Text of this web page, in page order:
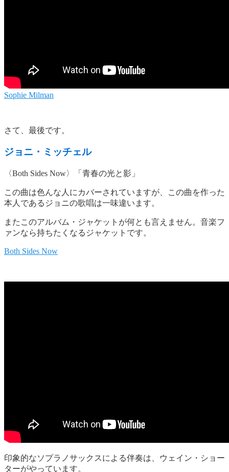
Sophie Milman
さて、最後です。
ジョニ・ミッチェル
〈Both Sides Now〉「青春の光と影」
この曲は色んな人にカバーされていますが、この曲を作った
本人であるジョニの歌唱は一味違います。
またこのアルバム・ジャケットが何とも言えません。音楽フ
ァンなら持ちたくなるジャケットです。
Both Sides Now
印象的なソプラノサックスによる伴奏は、ウェイン・ショー
ターがやっています。